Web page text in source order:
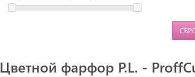
Цветной фарфор P.L. -